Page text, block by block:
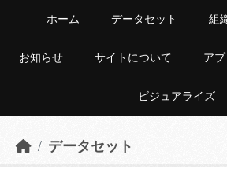
ホーム データセット 組
お知らせ サイトについて アプ
ビジュアライズ
データセット